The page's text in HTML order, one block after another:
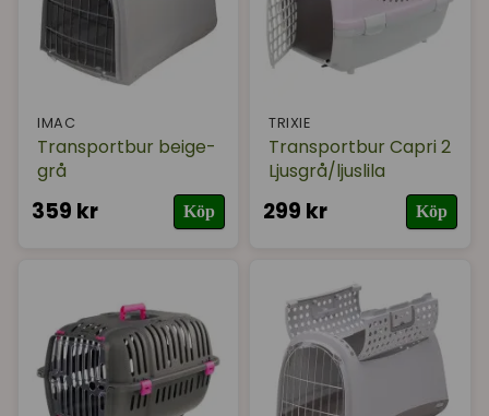
IMAC
Transportbur beige-
grå
359 kr Köp
TRIXIE
Transportbur Capri 2
Ljusgrå/ljuslila
299 kr Köp